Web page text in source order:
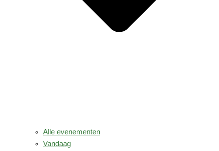
Alle evenementen
Vandaag